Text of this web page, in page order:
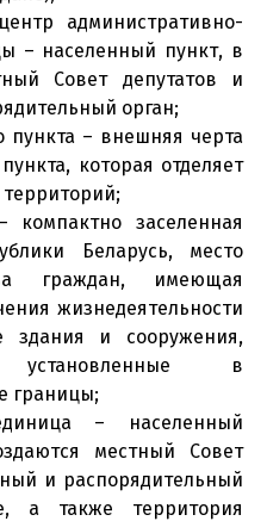
административно-
– населенный пункт, в
Совет депутатов и
орган;
пункта – внешняя черта
которая отделяет
территорий;
компактно заселенная
Беларусь, место
граждан, имеющая
жизнедеятельности
и сооружения,
в
границы;
– населенный
местный Совет
и распорядительный
а также территория